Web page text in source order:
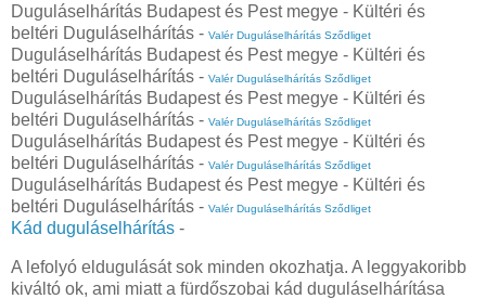
Duguláselhárítás Budapest és Pest megye - Kültéri és
beltéri Duguláselhárítás - Valér Duguláselhárítás Sződliget
Duguláselhárítás Budapest és Pest megye - Kültéri és
beltéri Duguláselhárítás - Valér Duguláselhárítás Sződliget
Duguláselhárítás Budapest és Pest megye - Kültéri és
beltéri Duguláselhárítás - Valér Duguláselhárítás Sződliget
Duguláselhárítás Budapest és Pest megye - Kültéri és
beltéri Duguláselhárítás - Valér Duguláselhárítás Sződliget
Duguláselhárítás Budapest és Pest megye - Kültéri és
beltéri Duguláselhárítás - Valér Duguláselhárítás Sződliget
Kád duguláselhárítás -
A lefolyó eldugulását sok minden okozhatja. A leggyakoribb
kiváltó ok, ami miatt a fürdőszobai kád duguláselhárítása